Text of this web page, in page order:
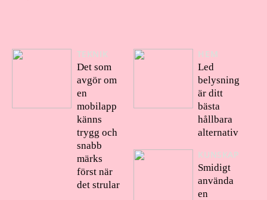
TEKNIK
Det som
avgör om
en
mobilapp
känns
trygg och
snabb
märks
först när
det strular
HEM
Led
belysning
är ditt
bästa
hållbara
alternativ
KUNSKAP
Smidigt
använda
en